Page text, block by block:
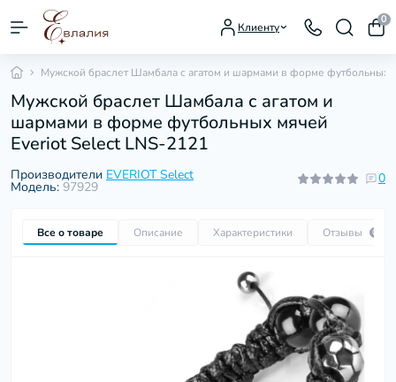
Клиенту
0
Мужской браслет Шамбала с агатом и шармами в форме футбольных
Мужской браслет Шамбала с агатом и
шармами в форме футбольных мячей
Everiot Select LNS-2121
Производители EVERIOT Select
Модель: 97929
0
Все о товаре Описание Характеристики Отзывы 0